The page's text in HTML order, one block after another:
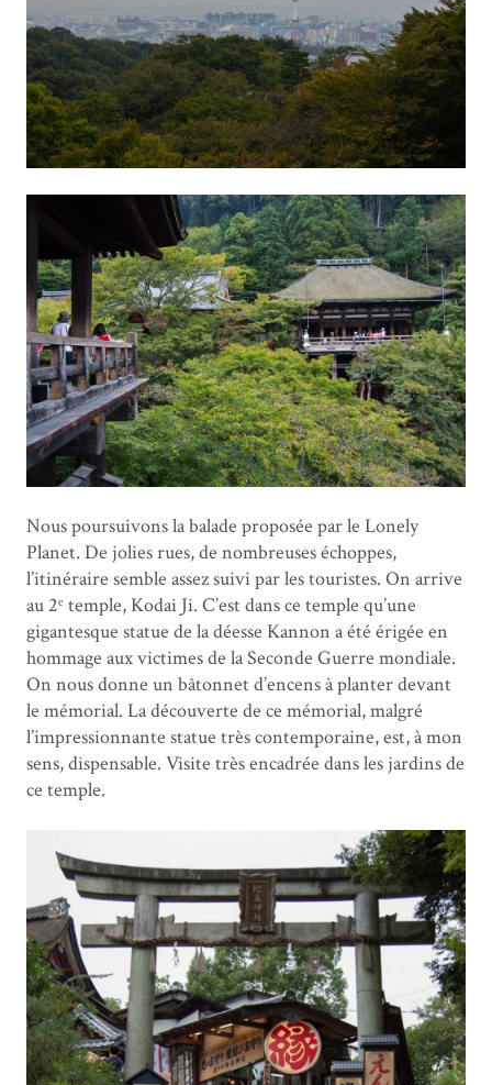
Nous poursuivons la balade proposée par le Lonely
Planet. De jolies rues, de nombreuses échoppes,
l’itinéraire semble assez suivi par les touristes. On arrive
au 2ᵉ temple, Kodai Ji. C’est dans ce temple qu’une
gigantesque statue de la déesse Kannon a été érigée en
hommage aux victimes de la Seconde Guerre mondiale.
On nous donne un bâtonnet d’encens à planter devant
le mémorial. La découverte de ce mémorial, malgré
l’impressionnante statue très contemporaine, est, à mon
sens, dispensable. Visite très encadrée dans les jardins de
ce temple.